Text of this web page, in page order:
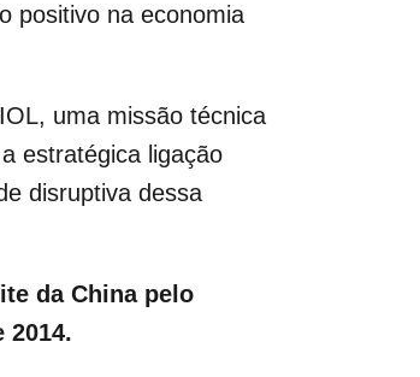
positivo na economia
uma missão técnica
estratégica ligação
disruptiva dessa
da China pelo
2014.